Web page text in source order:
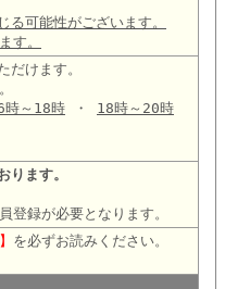
可能性がございます。
す。
だけます。
時～18時 ・ 18時～20時
ります。
登録が必要となります。
を必ずお読みください。